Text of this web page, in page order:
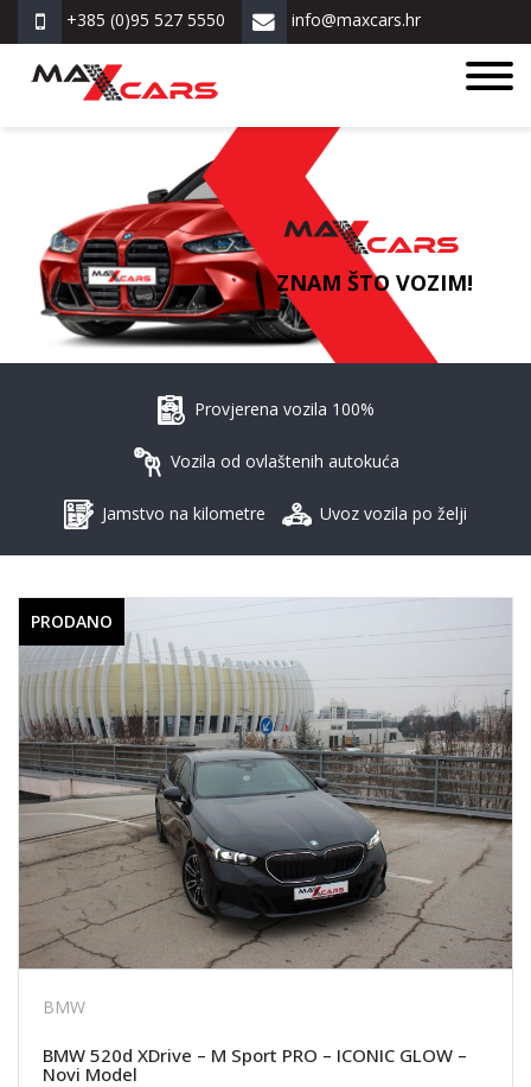
+385 (0)95 527 5550 info@maxcars.hr
ZNAM ŠTO VOZIM!
Provjerena vozila 100%
Vozila od ovlaštenih autokuća
Jamstvo na kilometre Uvoz vozila po želji
PRODANO
BMW
BMW 520d XDrive – M Sport PRO – ICONIC GLOW –
Novi Model